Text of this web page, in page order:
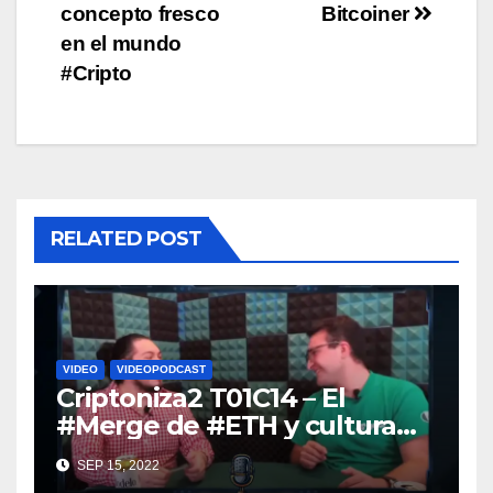
Bitcoiner
concepto fresco
en el mundo
#Cripto
RELATED POST
VIDEO VIDEOPODCAST
Criptoniza2 T01C14 – El
#Merge de #ETH y cultura
#NFT (Final de Temporada)
SEP 15, 2022